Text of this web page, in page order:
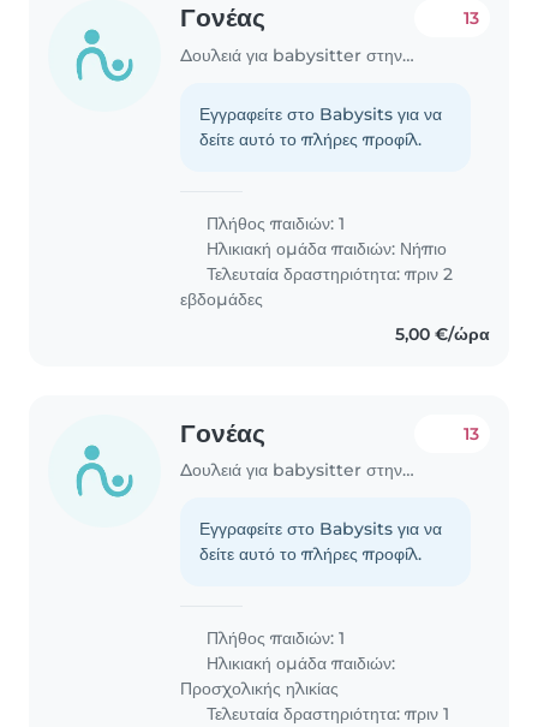
Γονέας
Δουλειά για babysitter στην περιοχή Βόλος
13
Εγγραφείτε στο Babysits για να
δείτε αυτό το πλήρες προφίλ.
Πλήθος παιδιών: 1
Ηλικιακή ομάδα παιδιών: Νήπιο
Τελευταία δραστηριότητα: πριν 2
εβδομάδες
5,00 €/ώρα
Γονέας
Δουλειά για babysitter στην περιοχή Βόλος
13
Εγγραφείτε στο Babysits για να
δείτε αυτό το πλήρες προφίλ.
Πλήθος παιδιών: 1
Ηλικιακή ομάδα παιδιών:
Προσχολικής ηλικίας
Τελευταία δραστηριότητα: πριν 1